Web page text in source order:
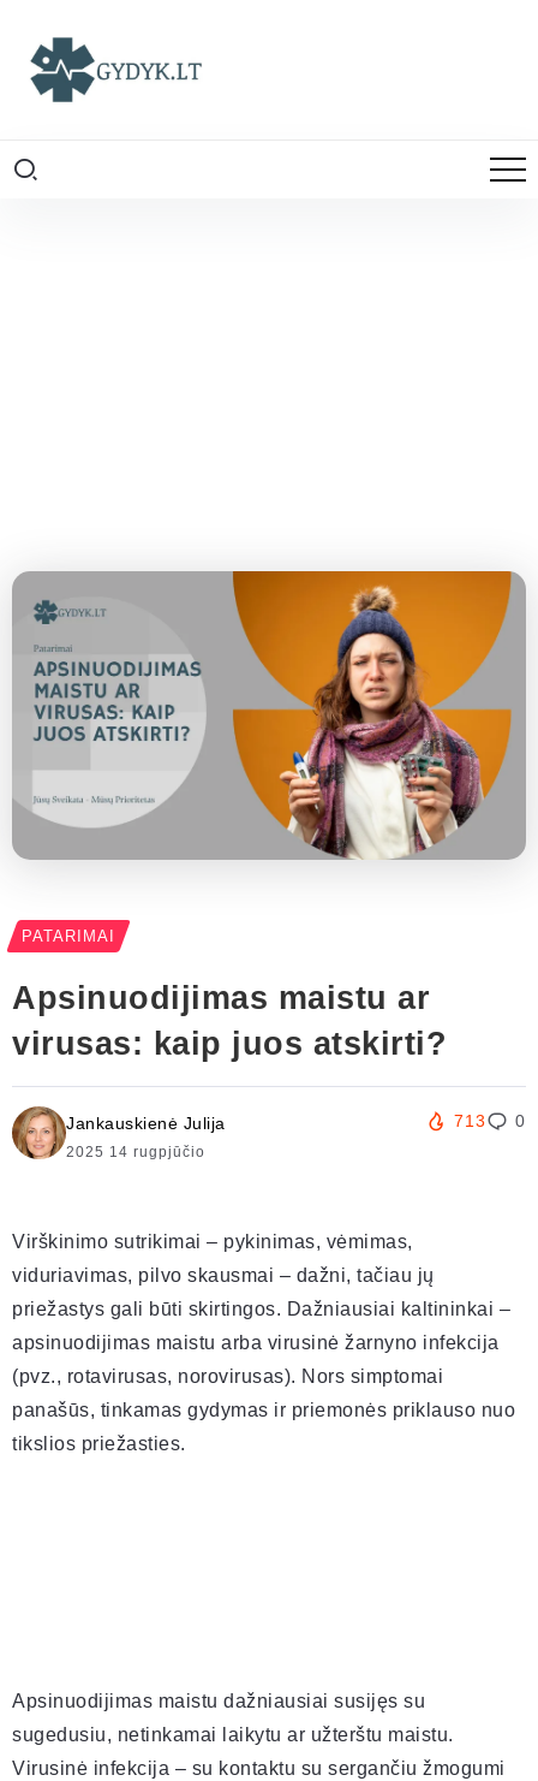
PATARIMAI
Apsinuodijimas maistu ar
virusas: kaip juos atskirti?
Jankauskienė Julija
2025 14 rugpjūčio
713 0
Virškinimo sutrikimai – pykinimas, vėmimas,
viduriavimas, pilvo skausmai – dažni, tačiau jų
priežastys gali būti skirtingos. Dažniausiai kaltininkai –
apsinuodijimas maistu arba virusinė žarnyno infekcija
(pvz., rotavirusas, norovirusas). Nors simptomai
panašūs, tinkamas gydymas ir priemonės priklauso nuo
tikslios priežasties.
Apsinuodijimas maistu dažniausiai susijęs su
sugedusiu, netinkamai laikytu ar užterštu maistu.
Virusinė infekcija – su kontaktu su sergančiu žmogumi